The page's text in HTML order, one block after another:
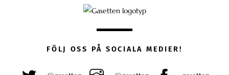
FÖLJ OSS PÅ SOCIALA MEDIER!